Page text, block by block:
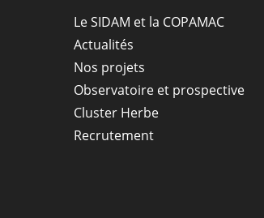
Le SIDAM et la COPAMAC
Actualités
Nos projets
Observatoire et prospective
Cluster Herbe
Recrutement